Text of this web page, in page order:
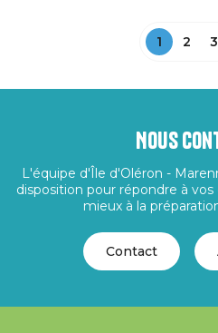
1 2 3
Nous
L'équipe d'Île d'Oléron -
disposition pour répondre à
mieux à la
Contact